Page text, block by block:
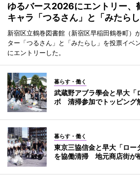
ゆるバース2026にエントリー、
キャラ「つるさん」と「みたらし
新宿区立鶴巻図書館（新宿区早稲田鶴巻町）
ター「つるさん」と「みたらし」を投票イベ
にエントリーした。
暮らす・働く
武蔵野アブラ學会と早大「
ボ 清掃参加でトッピング
暮らす・働く
東京三協信金と早大「ロー
を協働清掃 地元商店街が